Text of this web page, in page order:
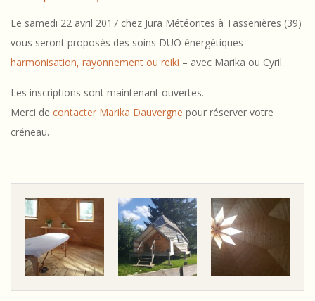
n
Z
O
M
E
Le samedi 22 avril 2017 chez Jura Météorites à Tassenières (39)
vous seront proposés des soins DUO énergétiques –
harmonisation, rayonnement ou reiki – avec Marika ou Cyril.
Les inscriptions sont maintenant ouvertes.
Merci de contacter Marika Dauvergne pour réserver votre
créneau.